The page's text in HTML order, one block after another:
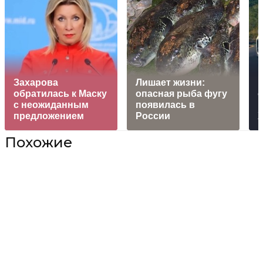
Захарова
обратилась к Маску
с неожиданным
предложением
Лишает жизни:
опасная рыба фугу
появилась в
России
Похожие